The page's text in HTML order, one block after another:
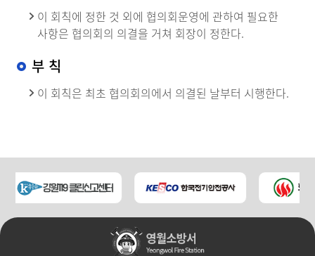
이 회칙에 정한 것 외에 협의회운영에 관하여 필요한
사항은 협의회의 의결을 거쳐 회장이 정한다.
부 칙
이 회칙은 최초 협의회의에서 의결된 날부터 시행한다.